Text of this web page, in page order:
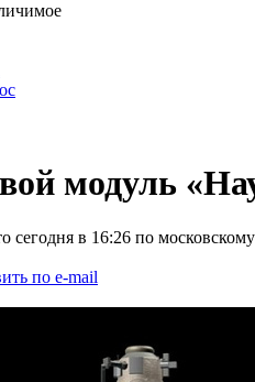
модуль
сегодня в 16:26 по
по e-mail